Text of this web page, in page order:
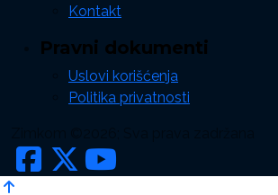
Kontakt
Pravni dokumenti
Uslovi korišćenja
Politika privatnosti